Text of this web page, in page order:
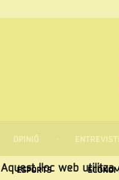
ESPORTS
OPINIÓ
Aquest lloc web utilitza